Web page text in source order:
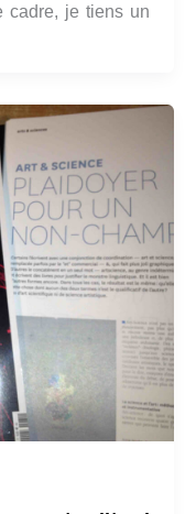
cadre, je tiens un